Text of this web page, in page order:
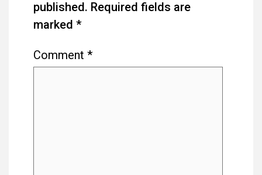
published. Required fields are
marked *
Comment *